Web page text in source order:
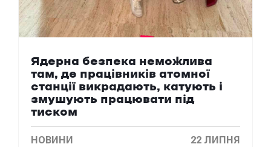
Ядерна безпека неможлива
там, де працівників атомної
станції викрадають, катують і
змушують працювати під
тиском
НОВИНИ 22 ЛИПНЯ